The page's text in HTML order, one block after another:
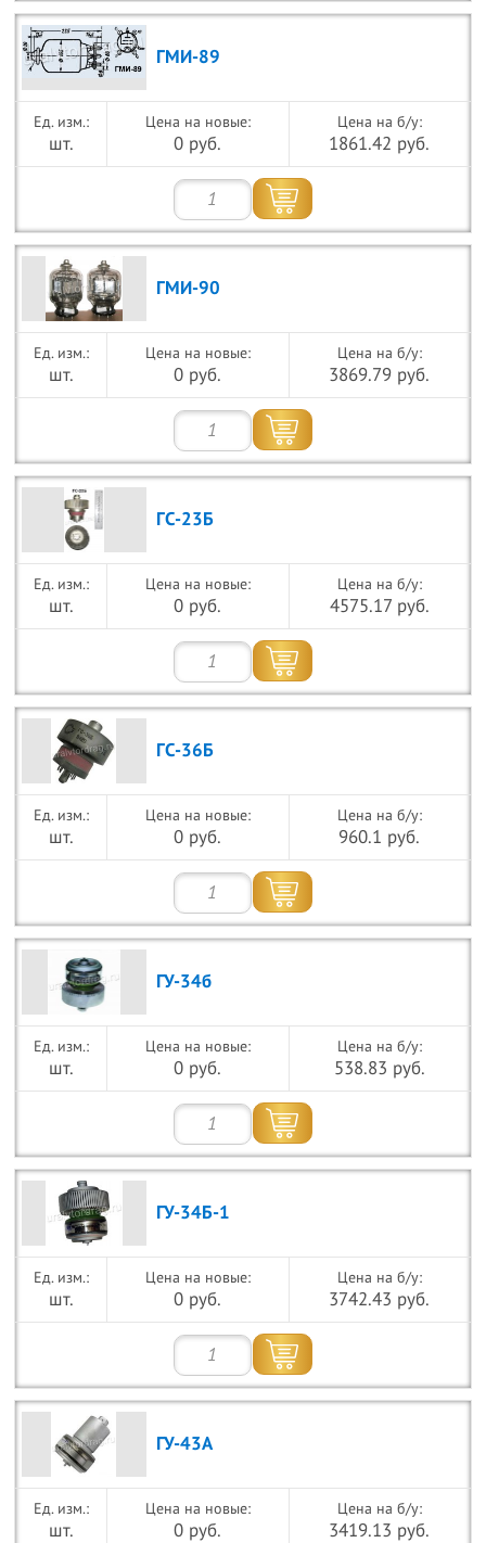
ГМИ-89
шт.
Цена на новые:
0 руб.
Цена на б/у:
1861.42 руб.
ГМИ-90
шт.
Цена на новые:
0 руб.
Цена на б/у:
3869.79 руб.
ГС-23Б
шт.
Цена на новые:
0 руб.
Цена на б/у:
4575.17 руб.
ГС-36Б
шт.
Цена на новые:
0 руб.
Цена на б/у:
960.1 руб.
ГУ-34б
шт.
Цена на новые:
0 руб.
Цена на б/у:
538.83 руб.
ГУ-34Б-1
шт.
Цена на новые:
0 руб.
Цена на б/у:
3742.43 руб.
ГУ-43А
шт.
Цена на новые:
0 руб.
Цена на б/у:
3419.13 руб.